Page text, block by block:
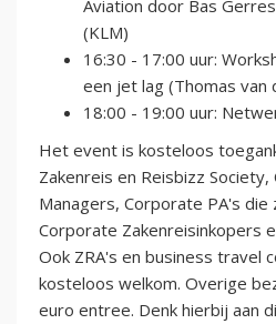
Aviation door Bas
(KLM)
16:30 - 17:00 uur:
een jet lag (Thomas van
18:00 - 19:00 uur:
H et event is kosteloos
Zakenreis en Reisbizz
Managers, Corporate PA's die
Corporate Zakenreisinkopers
Ook ZRA's en business travel
kosteloos welkom. Overige
euro entree. Denk hierbij aan